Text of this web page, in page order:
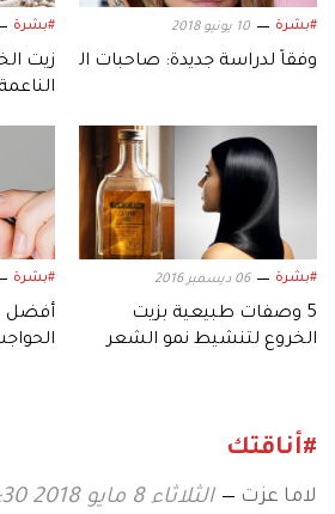
#بشرة 10 يونيو 2018
وفقاً لدراسة جديدة: صاحبات الحواجب
#بشرة
زيت
#بشرة 06 ديسمبر 2016
5 وصفات طبيعية بزيت
الخروع لتنشيط نمو الشعر
#بشرة
أفضل
#أناقتك
لاما عزت الثلاثاء 8 مايو 2018 12:30